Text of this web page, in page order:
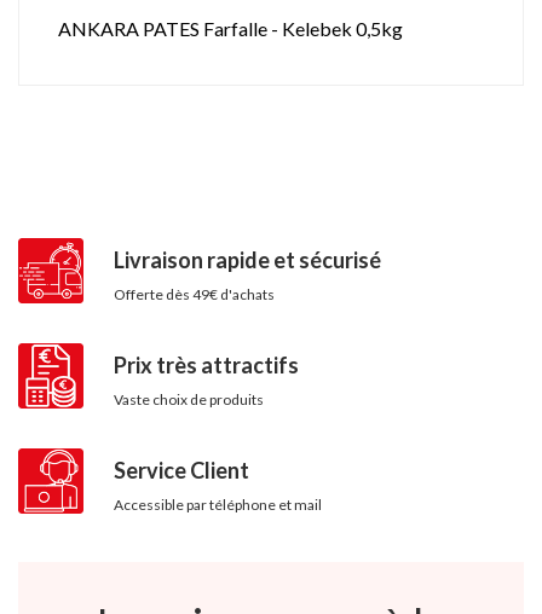
ANKARA PATES Farfalle - Kelebek 0,5kg
Livraison rapide et sécurisé
Offerte dès 49€ d'achats
Prix très attractifs
Vaste choix de produits
Service Client
Accessible par téléphone et mail